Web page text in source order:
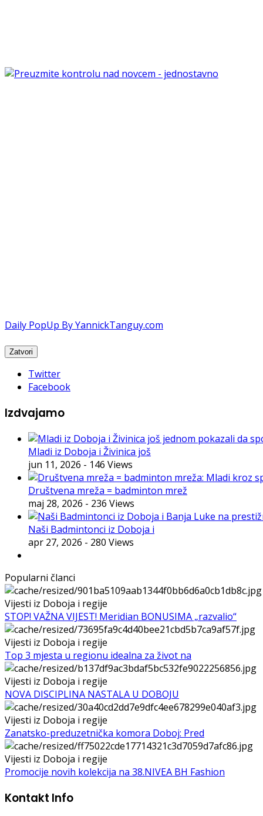
Daily PopUp By YannickTanguy.com
Twitter
Facebook
Izdvajamo
Mladi iz Doboja i Živinica još
jun 11, 2026 - 146 Views
Društvena mreža = badminton mrež
maj 28, 2026 - 236 Views
Naši Badmintonci iz Doboja i
apr 27, 2026 - 280 Views
Popularni članci
Vijesti iz Doboja i regije
STOP! VAŽNA VIJEST! Meridian BONUSIMA „razvalio“
Vijesti iz Doboja i regije
Top 3 mjesta u regionu idealna za život na
Vijesti iz Doboja i regije
NOVA DISCIPLINA NASTALA U DOBOJU
Vijesti iz Doboja i regije
Zanatsko-preduzetnička komora Doboj: Pred
Vijesti iz Doboja i regije
Promocije novih kolekcija na 38.NIVEA BH Fashion
Kontakt Info